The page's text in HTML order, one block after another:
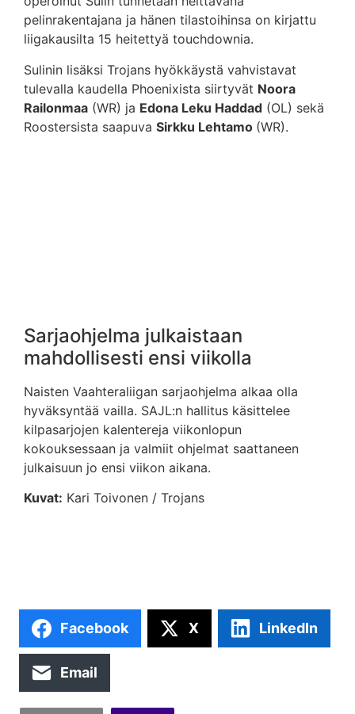
pelinrakentajana ja hänen tilastoihinsa on kirjattu
liigakausilta 15 heitettyä touchdownia.
Sulinin lisäksi Trojans hyökkäystä vahvistavat
tulevalla kaudella Phoenixista siirtyvät Noora
Railonmaa (WR) ja Edona Leku Haddad (OL) sekä
Roostersista saapuva Sirkku Lehtamo (WR).
Sarjaohjelma julkaistaan
mahdollisesti ensi viikolla
Naisten Vaahteraliigan sarjaohjelma alkaa olla
hyväksyntää vailla. SAJL:n hallitus käsittelee
kilpasarjojen kalentereja viikonlopun
kokouksessaan ja valmiit ohjelmat saattaneen
julkaisuun jo ensi viikon aikana.
Kuvat: Kari Toivonen / Trojans
Facebook X LinkedIn
Email